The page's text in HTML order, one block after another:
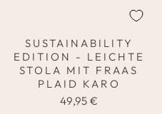
SUSTAINABILITY
EDITION - LEICHTE
STOLA MIT FRAAS
PLAID KARO
49,95 €